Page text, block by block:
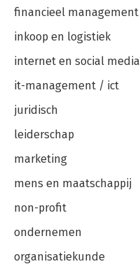
financieel management
inkoop en logistiek
internet en social media
it-management / ict
juridisch
leiderschap
marketing
mens en maatschappij
non-profit
ondernemen
organisatiekunde